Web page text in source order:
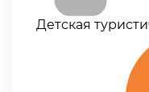
Детская